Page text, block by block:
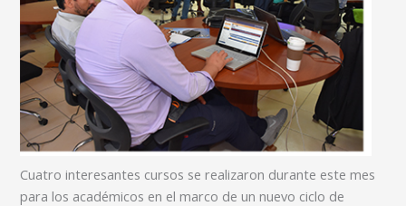
Cuatro interesantes cursos se realizaron durante este mes
para los académicos en el marco de un nuevo ciclo de